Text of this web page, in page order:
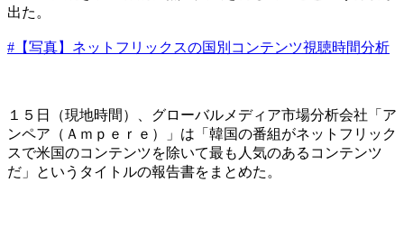
出た。
#【写真】ネットフリックスの国別コンテンツ視聴時間分析
１５日（現地時間）、グローバルメディア市場分析会社「ア
ンペア（Ａｍｐｅｒｅ）」は「韓国の番組がネットフリック
スで米国のコンテンツを除いて最も人気のあるコンテンツ
だ」というタイトルの報告書をまとめた。